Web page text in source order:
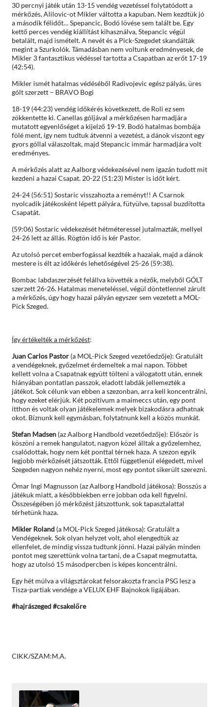
30 percnyi játék után 13-15 vendég vezetéssel folytatódott a
mérkőzés, Alilovic-ot Mikler váltotta a kapuban. Nem kezdtük jó
a második félidőt… Spepancic, Bodó lövése sem talált be. Egy
kettő perces vendég kiállítást kihasználva, Stepancic végül
betalált, majd ismételt. A nevét és a Pick-Szegedet skandálták
megint a Szurkolók. Támadásban nem voltunk eredményesek, de
Mikler 3 fantasztikus védéssel tartotta a Csapatban az erőt 17-19
(42:54).
Mikler ismét hatalmas védéséből Radivojevic egész pályás, üres
gólt szerzett – BRAVO Bogi
18-19 (44:23) vendég időkérés következett, de Roli ez sem
zökkentette ki. Canellas góljával a mérkőzésen harmadjára
mutatott egyenlőséget a kijelző 19-19. Bodó hatalmas bombája
fölé ment, így nem tudtuk átvenni a vezetést, a dánok viszont egy
gyors góllal válaszoltak, majd Stepancic immár harmadjára volt
eredményes.
A mérkőzés alatt az Aalborg védekezésével nem igazán tudott mit
kezdeni a hazai Csapat. 20-22 (51:23) Mister is időt kért.
24-24 (56:51) Sostaric visszahozta a reményt!! A Csarnok
nyolcadik játékosként lépett pályára, fütyülve, tapssal buzdította
Csapatát.
(59:06) Sostaric védekezését hétméteressel jutalmazták, mellyel
24-26 lett az állás. Rögtön idő is kér Pastor.
Az utolsó percet emberfogással kezdték a hazaiak, majd a dánok
mestere is élt az időkérés lehetőségével 25-26 (59:38).
Bombac labdaszerzését felállva követték a nézők, melyből GÓLT
szerzett 26-26. Hatalmas meneteléssel, végül döntetlennel zárult
a mérkőzés, úgy hogy hazai pályán egyszer sem vezetett a MOL-
Pick Szeged.
Így értékelték a mérkőzést:
Juan Carlos Pastor(a MOL-Pick Szeged vezetőedzője): Gratulált
a vendégeknek, győzelmet érdemeltek a mai napon. Többet
kellett volna a Csapatnak együtt tölteni a válogatott után, ennek
hiányában pontatlan passzok, eladott labdák jellemezték a
játékot. Sok célunk van ebben a szezonban, arra kell koncentrálni,
hogy ezeket elérjük. Két pozitívum a maimeccs után, egy pont
itthon és voltak olyan játékelemek melyek bizakodásra adhatnak
okot. Bíznunk kell egymásban, folytatnunk kell a közös munkát.
Stefan Madsen(az Aalborg Handbold vezetőedzője): Először is
köszöni a remek hangulatot, nagyon közel álltak a győzelemhez,
csalódottak, hogy nem két ponttal térnek haza. A szezon egyik
legjobb mérkőzését játszották. Ettől függetlenül elégedett, mivel
Szegeden nagyon nehéz nyerni, most egy pontot sikerült szerezni.
Ómar Ingi Magnusson (az Aalborg Handbold játékosa): Bosszús a
játékuk miatt, a későbbiekben erre jobban oda kell figyelni.
Összeségében jó mérkőzést játszottunk, sok tapasztalattal
térhetünk haza.
Mikler Roland(a MOL-Pick Szeged játékosa): Gratulált a
Vendégeknek. Sok olyan helyzet volt, ahol elengedtük az
ellenfelet, de mindig vissza tudtunk jönni. Hazai pályán minden
pontot meg szerettünk volna tartani, de a Csapat megmutatta,
hogy az utolsó 15 másodpercben is képes koncentrálni.
Egy hét múlva a világsztárokat felsorakozta francia PSG lesz a
Tisza-partiak vendége a VELUX EHF Bajnokok ligájában.
#hajrászeged #csakelőre
CIKK/SZAM:M.A.